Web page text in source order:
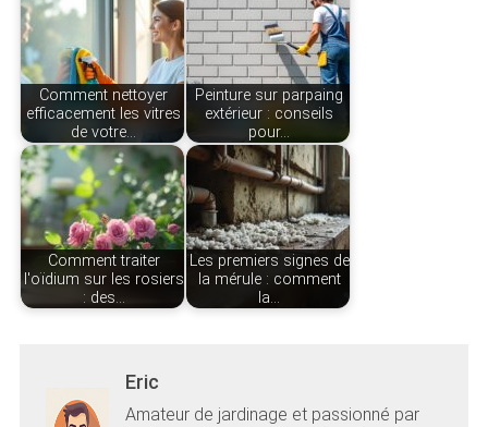
Comment nettoyer
efficacement les vitres
de votre…
Peinture sur parpaing
extérieur : conseils
pour…
Comment traiter
l'oïdium sur les rosiers
: des…
Les premiers signes de
la mérule : comment
la…
Eric
Amateur de jardinage et passionné par